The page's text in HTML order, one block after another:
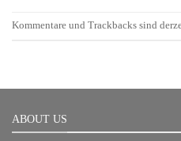
Kommentare und Trackbacks sind
ABOUT US